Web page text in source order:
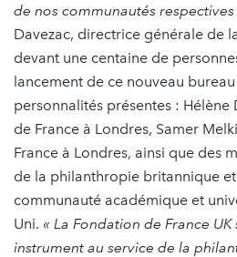
de nos communautés respectives
Davezac, directrice générale de
devant une centaine de
lancement de ce nouveau
personnalités présentes : Hélène
de France à Londres, Samer
France à Londres, ainsi que des
de la philanthropie britannique
communauté académique et
Uni. « La Fondation de France
instrument au service de la